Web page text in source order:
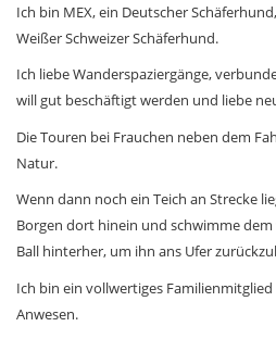
Ich bin MEX, ein Deutscher
Weißer Schweizer Schäferhund.
Ich liebe Wanderspaziergänge,
will gut beschäftigt werden und liebe
Die Touren bei Frauchen neben dem
Natur.
Wenn dann noch ein Teich an Strecke
Borgen dort hinein und schwimme
Ball hinterher, um ihn ans Ufer
Ich bin ein vollwertiges
Anwesen.